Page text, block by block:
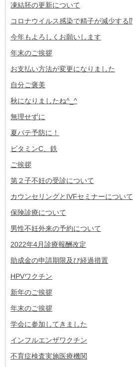
凍結胚の更新について
コロナウイルス感染で精子が減少する⁉
今年もよろしくお願いします
年末のご挨拶
お支払い方法が変更になりました
自分ご褒美
秋になりましたね^_^
無理せずに
夏バテ予防に！
ビタミンC、鉄
ご挨拶
第２子不妊の受診について
カウンセリングとIVFセミナーについて
保険診療について
男性不妊外来の予約について
2022年4月診療報酬改定
助成金の申請期限及び経過措置
HPVワクチン
新年のご挨拶
年末のご挨拶
学会に参加してきました
インフルエンザワクチン
不育症検査実施医療機関